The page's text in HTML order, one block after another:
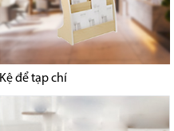
Kệ để tạp chí